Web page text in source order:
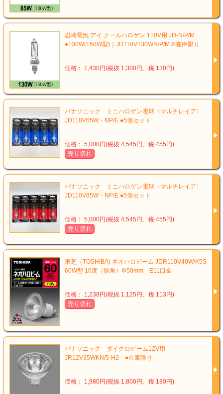
岩崎電気 アイ クールハロゲン 110V用 JD-N/P/M
●130W(150W型)｜JD110V130WN/P/M※在庫限り
価格： 1,430円(税抜 1,300円、税 130円)
パナソニック ミニハロゲン電球〈マルチレイア〉
JD110V65W・NP/E ●5個セット
価格： 5,000円(税抜 4,545円、税 455円)
売り切れ
パナソニック ミニハロゲン電球〈マルチレイア〉
JD110V85W・NP/E ●5個セット
価格： 5,000円(税抜 4,545円、税 455円)
売り切れ
東芝（TOSHIBA) ネオハロビーム JDR110V40W/K5S
60W型 10度（狭角）Φ50mm E11口金
価格： 1,238円(税抜 1,125円、税 113円)
売り切れ
パナソニック ダイクロビーム12V用
JR12V35WKN/5-H2 ●在庫限り
価格： 1,980円(税抜 1,800円、税 180円)